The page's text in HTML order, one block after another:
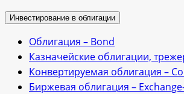
Инвестирование в облигации
Облигация – Bond
Казначейские облигации,
Конвертируемая облигация –
Биржевая облигация –